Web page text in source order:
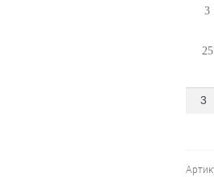
3
25